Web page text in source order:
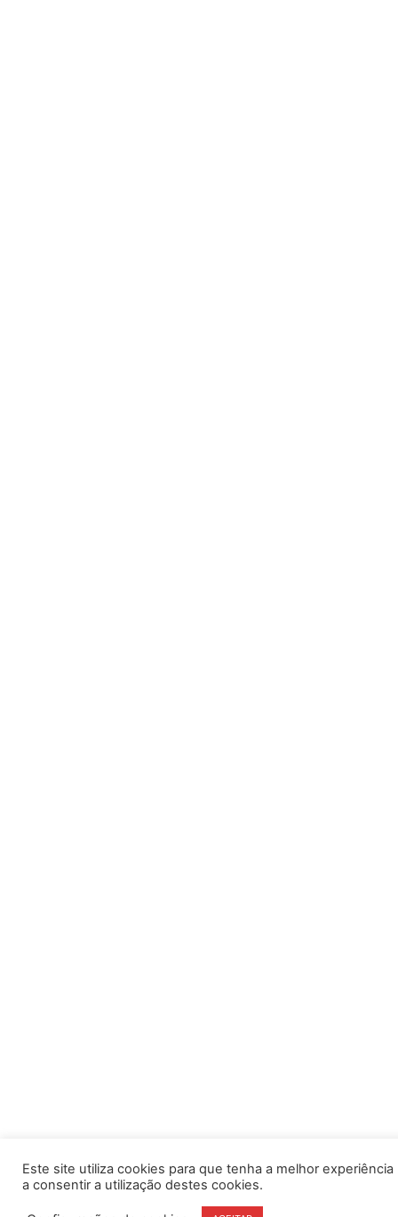
Este site utiliza cookies para que tenha a melhor
a consentir a utilização destes cookies.